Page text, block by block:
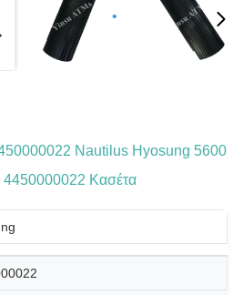
Nautilus Hyosung 5600
Κασέτα